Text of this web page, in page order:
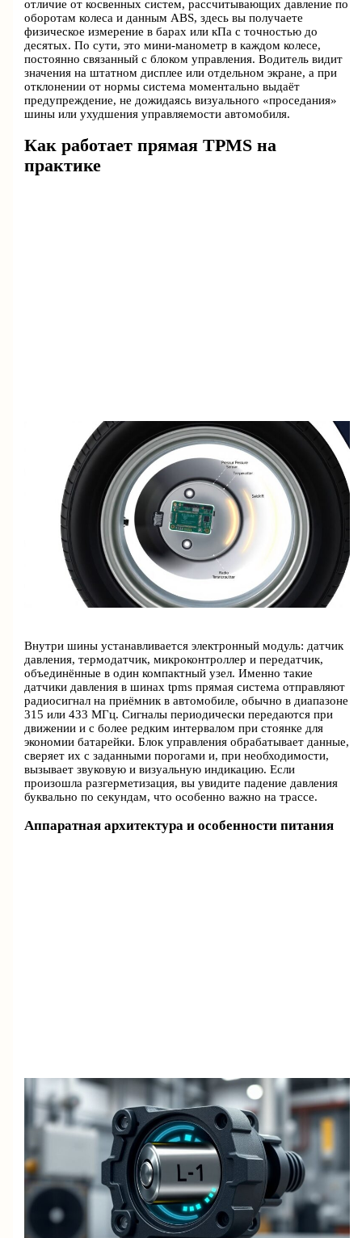
отличие от косвенных систем, рассчитывающих давление по
оборотам колеса и данным ABS, здесь вы получаете
физическое измерение в барах или кПа с точностью до
десятых. По сути, это мини-манометр в каждом колесе,
постоянно связанный с блоком управления. Водитель видит
значения на штатном дисплее или отдельном экране, а при
отклонении от нормы система моментально выдаёт
предупреждение, не дожидаясь визуального «проседания»
шины или ухудшения управляемости автомобиля.
Как работает прямая TPMS на
практике
Внутри шины устанавливается электронный модуль: датчик
давления, термодатчик, микроконтроллер и передатчик,
объединённые в один компактный узел. Именно такие
датчики давления в шинах tpms прямая система отправляют
радиосигнал на приёмник в автомобиле, обычно в диапазоне
315 или 433 МГц. Сигналы периодически передаются при
движении и с более редким интервалом при стоянке для
экономии батарейки. Блок управления обрабатывает данные,
сверяет их с заданными порогами и, при необходимости,
вызывает звуковую и визуальную индикацию. Если
произошла разгерметизация, вы увидите падение давления
буквально по секундам, что особенно важно на трассе.
Аппаратная архитектура и особенности питания